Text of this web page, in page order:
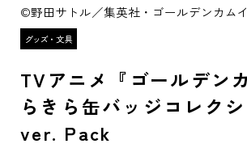
©野田サトル／集英社・ゴールデンカム
TVアニメ『ゴールデン
らきら缶バッジコレク
ver. Pack